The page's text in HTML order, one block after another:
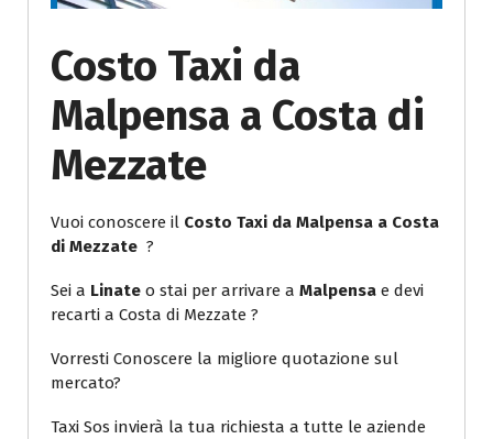
Costo Taxi da
Malpensa a Costa di
Mezzate
Vuoi conoscere il Costo Taxi da Malpensa a Costa
di Mezzate ?
Sei a Linate o stai per arrivare a Malpensa e devi
recarti a Costa di Mezzate ?
Vorresti Conoscere la migliore quotazione sul
mercato?
Taxi Sos invierà la tua richiesta a tutte le aziende